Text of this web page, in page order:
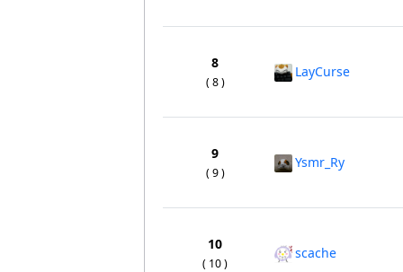
8
( 8 )
LayCurse
9
( 9 )
Ysmr_Ry
10
( 10 )
scache